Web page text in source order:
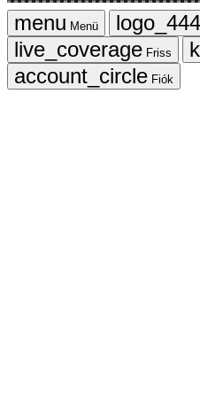
Menü
Friss
Fiók